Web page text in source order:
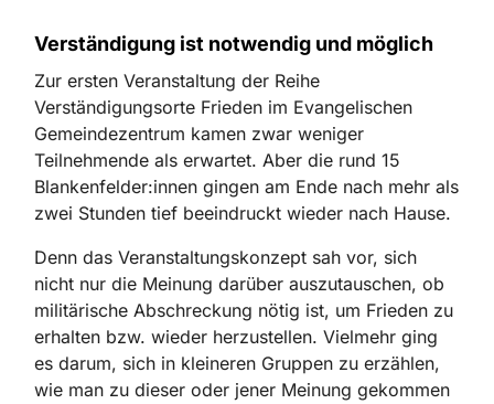
Verständigung ist notwendig und möglich
Zur ersten Veranstaltung der Reihe
Verständigungsorte Frieden im Evangelischen
Gemeindezentrum kamen zwar weniger
Teilnehmende als erwartet. Aber die rund 15
Blankenfelder:innen gingen am Ende nach mehr als
zwei Stunden tief beeindruckt wieder nach Hause.
Denn das Veranstaltungskonzept sah vor, sich
nicht nur die Meinung darüber auszutauschen, ob
militärische Abschreckung nötig ist, um Frieden zu
erhalten bzw. wieder herzustellen. Vielmehr ging
es darum, sich in kleineren Gruppen zu erzählen,
wie man zu dieser oder jener Meinung gekommen